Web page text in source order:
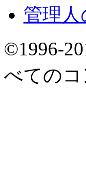
管理人
©1996-
べての